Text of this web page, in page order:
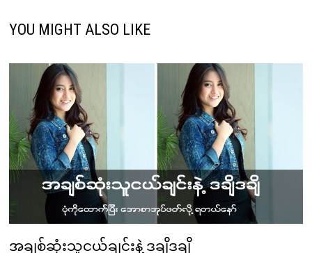
YOU MIGHT ALSO LIKE
အချစ်ဆုံးသူငယ်ချင်းနဲ့ ဒချိဒချိ